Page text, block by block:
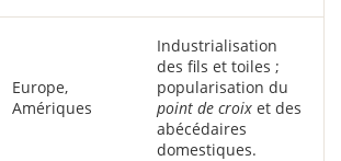
Europe,
Amériques
Industrialisation
des fils et toiles ;
popularisation du
point de croix et des
abécédaires
domestiques.